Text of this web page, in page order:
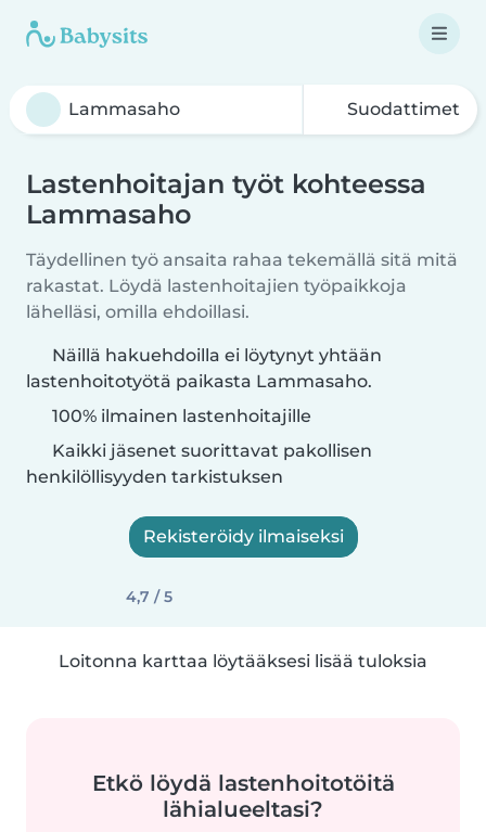
Suodattimet
Lastenhoitajan työt kohteessa
Lammasaho
Täydellinen työ ansaita rahaa tekemällä sitä mitä
rakastat. Löydä lastenhoitajien työpaikkoja
lähelläsi, omilla ehdoillasi.
Näillä hakuehdoilla ei löytynyt yhtään
lastenhoitotyötä paikasta Lammasaho.
100% ilmainen lastenhoitajille
Kaikki jäsenet suorittavat pakollisen
henkilöllisyyden tarkistuksen
Rekisteröidy ilmaiseksi
4,7 / 5
Loitonna karttaa löytääksesi lisää tuloksia
Etkö löydä lastenhoitotöitä
lähialueeltasi?